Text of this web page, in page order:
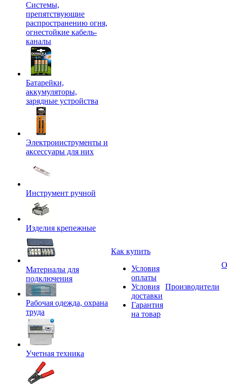
Системы,
препятствующие
распространению огня,
огнестойкие кабель-
каналы
Батарейки,
аккумуляторы,
зарядные устройства
Электроинструменты и
аксессуары для них
Инструмент ручной
Изделия крепежные
Материалы для
подключения
Рабочая одежда, охрана
труда
Учетная техника
Как купить
Условия
оплаты
Условия
доставки
Гарантия
на товар
Производители